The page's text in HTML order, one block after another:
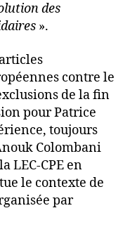
des
».
contre le
de la fin
pour Patrice
toujours
Colombani
LEC-CPE en
le contexte de
par